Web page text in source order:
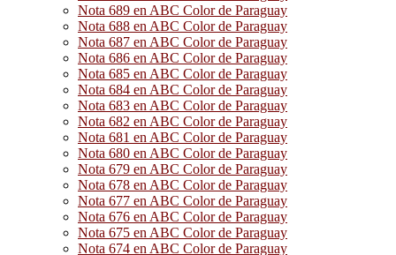
Nota 689 en ABC Color de Paraguay
Nota 688 en ABC Color de Paraguay
Nota 687 en ABC Color de Paraguay
Nota 686 en ABC Color de Paraguay
Nota 685 en ABC Color de Paraguay
Nota 684 en ABC Color de Paraguay
Nota 683 en ABC Color de Paraguay
Nota 682 en ABC Color de Paraguay
Nota 681 en ABC Color de Paraguay
Nota 680 en ABC Color de Paraguay
Nota 679 en ABC Color de Paraguay
Nota 678 en ABC Color de Paraguay
Nota 677 en ABC Color de Paraguay
Nota 676 en ABC Color de Paraguay
Nota 675 en ABC Color de Paraguay
Nota 674 en ABC Color de Paraguay